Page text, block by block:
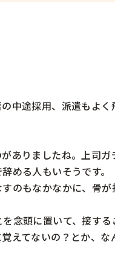
中途採用、派遣もよ
ありましたね。上司
める人もいそうです。
のもなかなかに、骨が
念頭に置いて、接す
えてないの？とか、な